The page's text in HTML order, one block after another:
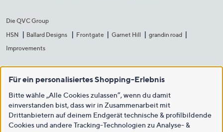
Die QVC Group
HSN
Ballard Designs Frontgate Garnet Hill
grandin road
Improvements
Für ein personalisiertes Shopping-Erlebnis
Bitte wähle „Alle Cookies zulassen“, wenn du damit
einverstanden bist, dass wir in Zusammenarbeit mit
Drittanbietern auf deinem Endgerät technische & profilbildende
Cookies und andere Tracking-Technologien zu Analyse- &